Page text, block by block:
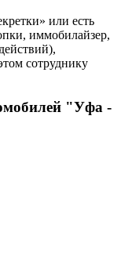
или есть
иммобилайзер,
сотруднику
"Уфа -